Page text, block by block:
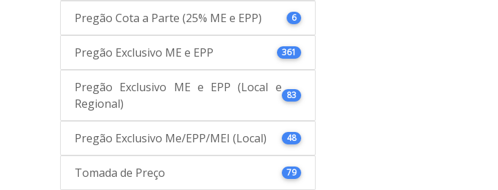
Pregão Cota a Parte (25% ME e EPP) 6
Pregão Exclusivo ME e EPP 361
Pregão Exclusivo ME e EPP (Local e
Regional)
83
Pregão Exclusivo Me/EPP/MEI (Local) 48
Tomada de Preço 79